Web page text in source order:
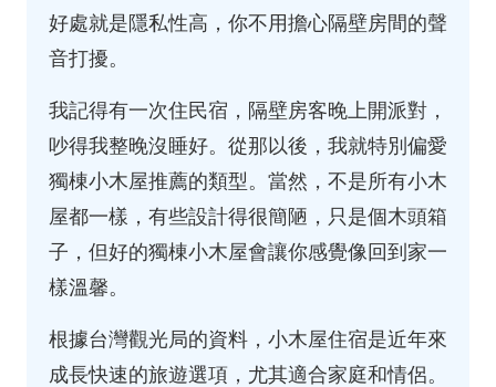
好處就是隱私性高，你不用擔心隔壁房間的聲
音打擾。
我記得有一次住民宿，隔壁房客晚上開派對，
吵得我整晚沒睡好。從那以後，我就特別偏愛
獨棟小木屋推薦的類型。當然，不是所有小木
屋都一樣，有些設計得很簡陋，只是個木頭箱
子，但好的獨棟小木屋會讓你感覺像回到家一
樣溫馨。
根據台灣觀光局的資料，小木屋住宿是近年來
成長快速的旅遊選項，尤其適合家庭和情侶。